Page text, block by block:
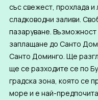
със свежест, прохлада и
сладководни заливи.
пазаруване.
заплащане до Санто
Санто Доминго. Ще
ще се разходите се по
градска зона, която се
море и е най-